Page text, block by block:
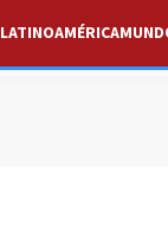
LATINOAMÉRICA